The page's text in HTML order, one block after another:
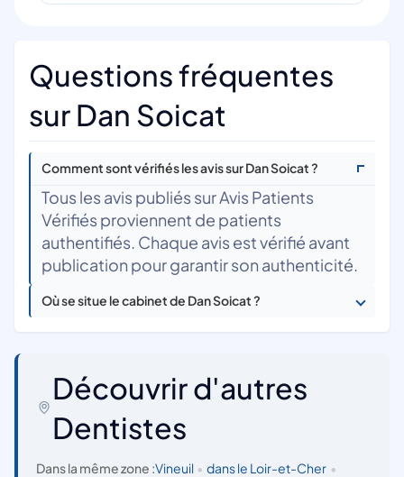
Questions fréquentes
sur Dan Soicat
Comment sont vérifiés les avis sur Dan Soicat ?
Tous les avis publiés sur Avis Patients
Vérifiés proviennent de patients
authentifiés. Chaque avis est vérifié avant
publication pour garantir son authenticité.
Où se situe le cabinet de Dan Soicat ?
Découvrir d'autres
Dentistes
Dans la même zone :Vineuil • dans le Loir-et-Cher •